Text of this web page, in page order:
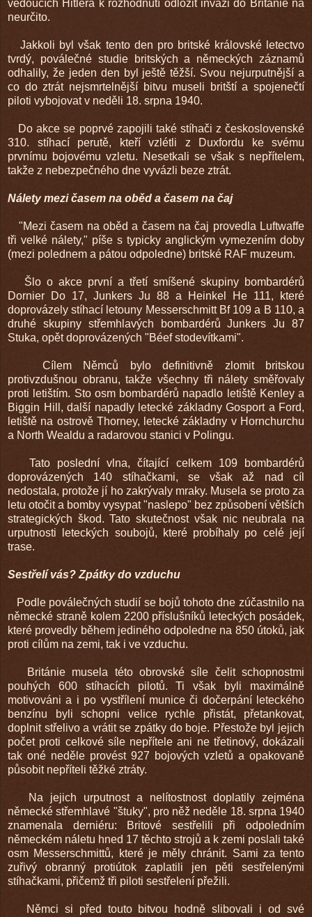
vedoucích Hitlera k rozhodnutí odložit invazi do Británie na
neurčito.
Jakkoli byl však tento den pro britské královské letectvo
tvrdý, poválečné studie britských a německých záznamů
odhalily, že jeden den byl ještě těžší. Svou nejurputnější a
co do ztrát nejsmrtelnější bitvu museli britští a spojenečtí
piloti vybojovat v neděli 18. srpna 1940.
Do akce se poprvé zapojili také stíhači z československé
310. stíhací perutě, kteří vzlétli z Duxfordu ke svému
prvnímu bojovému vzletu. Nesetkali se však s nepřítelem,
takže z nebezpečného dne vyvázli beze ztrát.
Nálety mezi časem na oběd a časem na čaj
"Mezi časem na oběd a časem na čaj provedla Luftwaffe
tři velké nálety," píše s typicky anglickým vymezením doby
(mezi polednem a pátou odpoledne) britské RAF muzeum.
Šlo o akce první a třetí smíšené skupiny bombardérů
Dornier Do 17, Junkers Ju 88 a Heinkel He 111, které
doprovázely stíhací letouny Messerschmitt Bf 109 a B 110, a
druhé skupiny střemhlavých bombardérů Junkers Ju 87
Stuka, opět doprovázených "Béef stodevítkami".
Cílem Němců bylo definitivně zlomit britskou
protivzdušnou obranu, takže všechny tři nálety směřovaly
proti letištím. Sto osm bombardérů napadlo letiště Kenley a
Biggin Hill, další napadly letecké základny Gosport a Ford,
letiště na ostrově Thorney, letecké základny v Hornchurchu
a North Wealdu a radarovou stanici v Polingu.
Tato poslední vlna, čítající celkem 109 bombardérů
doprovázených 140 stíhačkami, se však až nad cíl
nedostala, protože jí ho zakrývaly mraky. Musela se proto za
letu otočit a bomby vysypat "naslepo" bez způsobení větších
strategických škod. Tato skutečnost však nic neubrala na
urputnosti leteckých soubojů, které probíhaly po celé její
trase.
Sestřelí vás? Zpátky do vzduchu
Podle poválečných studií se bojů tohoto dne zúčastnilo na
německé straně kolem 2200 příslušníků leteckých posádek,
které provedly během jediného odpoledne na 850 útoků, jak
proti cílům na zemi, tak i ve vzduchu.
Británie musela této obrovské síle čelit schopnostmi
pouhých 600 stíhacích pilotů. Ti však byli maximálně
motivováni a i po vystřílení munice či dočerpání leteckého
benzínu byli schopni velice rychle přistát, přetankovat,
doplnit střelivo a vrátit se zpátky do boje. Přestože byl jejich
počet proti celkové síle nepřítele ani ne třetinový, dokázali
tak oné neděle provést 927 bojových vzletů a opakovaně
působit nepříteli těžké ztráty.
Na jejich urputnost a nelítostnost doplatily zejména
německé střemhlavé "štuky", pro něž neděle 18. srpna 1940
znamenala derniéru: Britové sestřelili při odpoledním
německém náletu hned 17 těchto strojů a k zemi poslali také
osm Messerschmittů, které je měly chránit. Sami za tento
zuřivý obranný protiútok zaplatili jen pěti sestřelenými
stíhačkami, přičemž tři piloti sestřelení přežili.
Němci si před touto bitvou hodně slibovali i od své